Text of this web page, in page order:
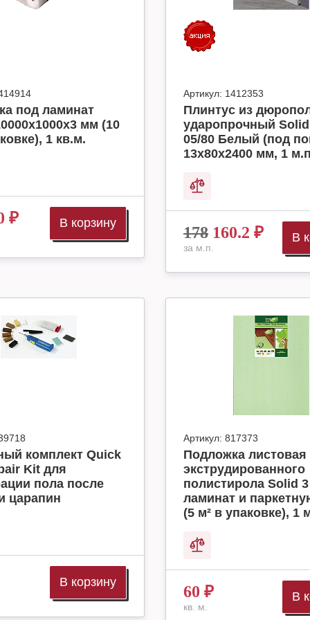
под ламинат
мм (10
1 кв.м.
₽ В корзину
Артикул: 1412353
Плинтус из
ударопрочный Solid
05/80 Белый (под
13х80х2400 мм, 1
178 160.2 ₽
за м.п.
В
комплект Quick
Kit для
пола после
царапин
В корзину
Артикул: 817373
Подложка листовая
экструдированного
полистирола Solid
ламинат и
(5 м² в упаковке), 1
60 ₽
кв. м.
В